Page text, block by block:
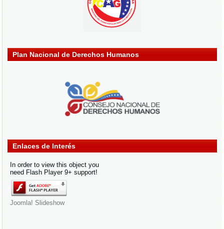
Plan Nacional de Derechos Humanos
Enlaces de Interés
In order to view this object you
need Flash Player 9+ support!
Joomla! Slideshow